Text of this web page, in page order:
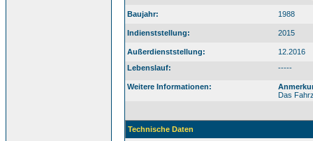
Baujahr: 1988
Indienststellung: 2015
Außerdienststellung:
12.2016
Lebenslauf:
-----
Weitere Informationen:
Das
Technische Daten